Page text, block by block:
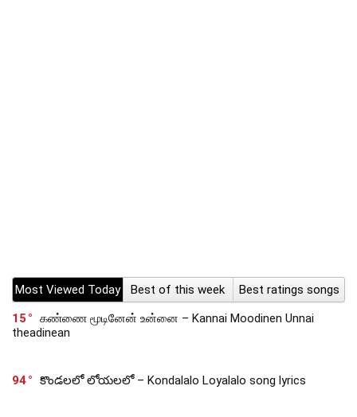
Most Viewed Today Best of this week
Best ratings songs
15
கண்ணை மூடினேன் உன்னை – Kannai Moodinen Unnai
theadinean
94 కొండలలో లోయలలో – Kondalalo Loyalalo song lyrics